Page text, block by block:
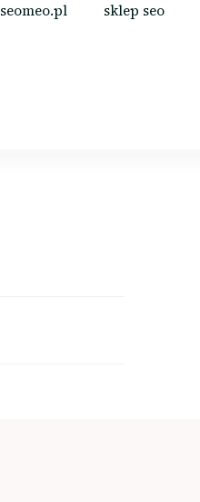
seomeo.pl sklep seo